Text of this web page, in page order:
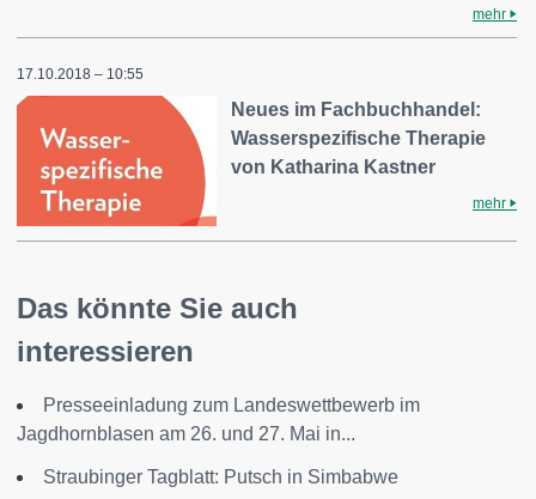
mehr
17.10.2018 – 10:55
Neues im Fachbuchhandel:
Wasserspezifische Therapie
von Katharina Kastner
mehr
Das könnte Sie auch
interessieren
Presseeinladung zum Landeswettbewerb im
Jagdhornblasen am 26. und 27. Mai in...
Straubinger Tagblatt: Putsch in Simbabwe